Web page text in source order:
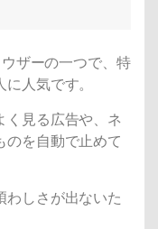
ザーの一つで、特
人気です。
く見る広告や、ネ
のを自動で止めて
わしさが出ないた